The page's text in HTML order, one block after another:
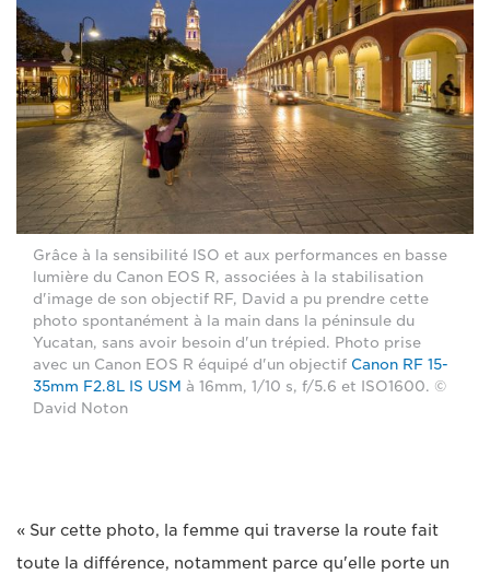
Grâce à la sensibilité ISO et aux performances en basse
lumière du Canon EOS R, associées à la stabilisation
d'image de son objectif RF, David a pu prendre cette
photo spontanément à la main dans la péninsule du
Yucatan, sans avoir besoin d'un trépied. Photo prise
avec un Canon EOS R équipé d'un objectif Canon RF 15-
35mm F2.8L IS USM à 16mm, 1/10 s, f/5.6 et ISO1600. ©
David Noton
« Sur cette photo, la femme qui traverse la route fait
toute la différence, notamment parce qu'elle porte un